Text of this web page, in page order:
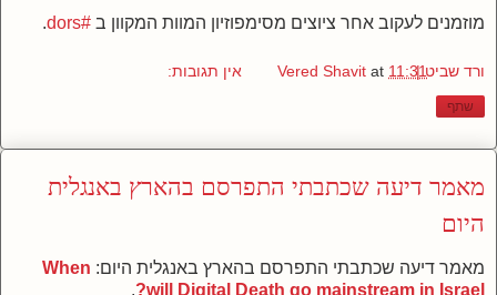
מוזמנים לעקוב אחר ציוצים מסימפוזיון המוות המקוון ב #dors
.
ורד שביט | Vered Shavit at 11:31 אין תגובות:
שתף
מאמר דיעה שכתבתי התפרסם בהארץ באנגלית
היום
מאמר דיעה שכתבתי התפרסם בהארץ באנגלית היום: When
will Digital Death go mainstream in Israel?
.